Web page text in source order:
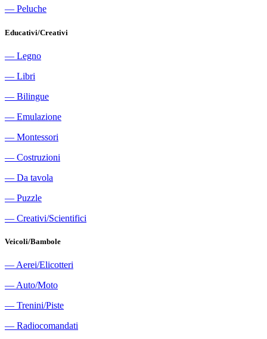
― Peluche
Educativi/Creativi
― Legno
― Libri
― Bilingue
― Emulazione
― Montessori
― Costruzioni
― Da tavola
― Puzzle
― Creativi/Scientifici
Veicoli/Bambole
― Aerei/Elicotteri
― Auto/Moto
― Trenini/Piste
― Radiocomandati